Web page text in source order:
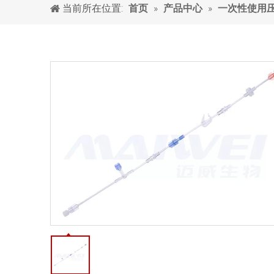
当前所在位置: 首页 » 产品中心 » 一次性使用